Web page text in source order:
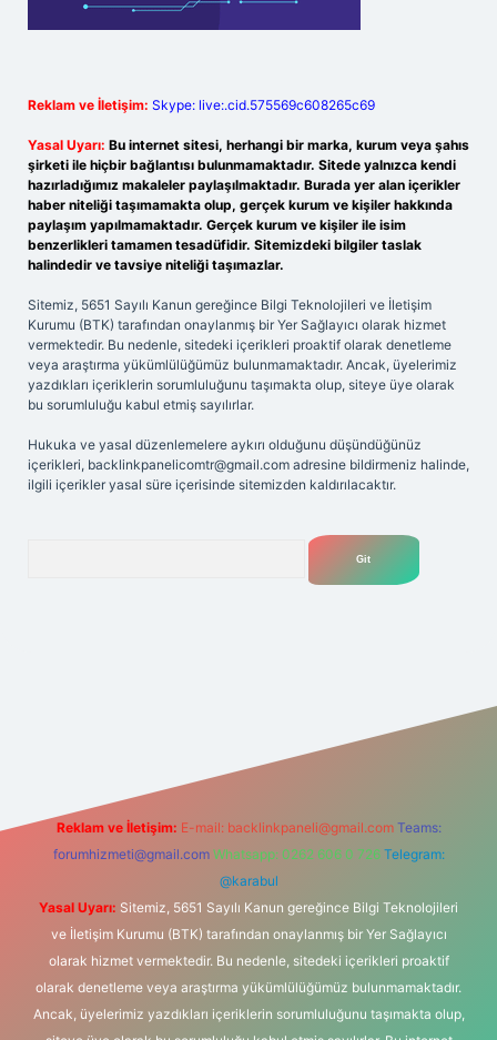
Reklam ve İletişim: Skype: live:.cid.575569c608265c69
Yasal Uyarı: Bu internet sitesi, herhangi bir marka, kurum veya şahıs
şirketi ile hiçbir bağlantısı bulunmamaktadır. Sitede yalnızca kendi
hazırladığımız makaleler paylaşılmaktadır. Burada yer alan içerikler
haber niteliği taşımamakta olup, gerçek kurum ve kişiler hakkında
paylaşım yapılmamaktadır. Gerçek kurum ve kişiler ile isim
benzerlikleri tamamen tesadüfidir. Sitemizdeki bilgiler taslak
halindedir ve tavsiye niteliği taşımazlar.
Sitemiz, 5651 Sayılı Kanun gereğince Bilgi Teknolojileri ve İletişim
Kurumu (BTK) tarafından onaylanmış bir Yer Sağlayıcı olarak hizmet
vermektedir. Bu nedenle, sitedeki içerikleri proaktif olarak denetleme
veya araştırma yükümlülüğümüz bulunmamaktadır. Ancak, üyelerimiz
yazdıkları içeriklerin sorumluluğunu taşımakta olup, siteye üye olarak
bu sorumluluğu kabul etmiş sayılırlar.
Hukuka ve yasal düzenlemelere aykırı olduğunu düşündüğünüz
içerikleri, backlinkpanelicomtr@gmail.com adresine bildirmeniz halinde,
ilgili içerikler yasal süre içerisinde sitemizden kaldırılacaktır.
Reklam ve İletişim: E-mail: backlinkpaneli@gmail.com Teams:
forumhizmeti@gmail.com Whatsapp: 0262 606 0 726 Telegram:
@karabul
Yasal Uyarı: Sitemiz, 5651 Sayılı Kanun gereğince Bilgi Teknolojileri
ve İletişim Kurumu (BTK) tarafından onaylanmış bir Yer Sağlayıcı
olarak hizmet vermektedir. Bu nedenle, sitedeki içerikleri proaktif
olarak denetleme veya araştırma yükümlülüğümüz bulunmamaktadır.
Ancak, üyelerimiz yazdıkları içeriklerin sorumluluğunu taşımakta olup,